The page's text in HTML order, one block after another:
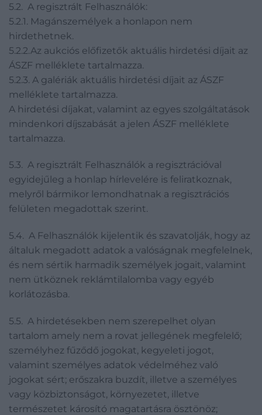
5.2. A regisztrált Felhasználók:
5.2.1. Magánszemélyek a honlapon nem
hirdethetnek.
5.2.2.Az aukciós előfizetők aktuális hirdetési díjait az
ÁSZF melléklete tartalmazza.
5.2.3. A galériák aktuális hirdetési díjait az ÁSZF
melléklete tartalmazza.
A hirdetési díjakat, valamint az egyes szolgáltatások
mindenkori díjszabását a jelen ÁSZF melléklete
tartalmazza.
5.3. A regisztrált Felhasználók a regisztrációval
egyidejűleg a honlap hírlevelére is feliratkoznak,
melyről bármikor lemondhatnak a regisztrációs
felületen megadottak szerint.
5.4. A Felhasználók kijelentik és szavatolják, hogy az
általuk megadott adatok a valóságnak megfelelnek,
és nem sértik harmadik személyek jogait, valamint
nem ütköznek reklámtilalomba vagy egyéb
korlátozásba.
5.5. A hirdetésekben nem szerepelhet olyan
tartalom amely nem a rovat jellegének megfelelő;
személyhez fűződő jogokat, kegyeleti jogot,
valamint személyes adatok védelméhez való
jogokat sért; erőszakra buzdít, illetve a személyes
vagy közbiztonságot, környezetet, illetve
természetet károsító magatartásra ösztönöz;